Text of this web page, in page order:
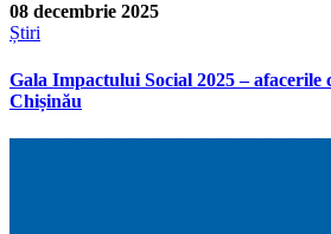
08 decembrie 2025
Știri
Gala Impactului Social 2025 – afacerile
Chișinău